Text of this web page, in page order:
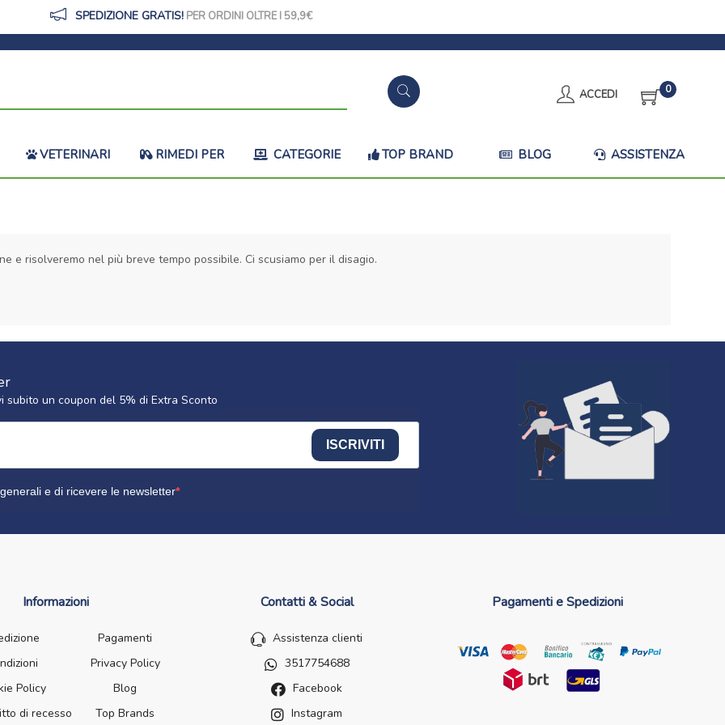
SPEDIZIONE GRATIS! PER ORDINI OLTRE I 59,9
ACCEDI 0
VETERINARI RIMEDI PER CATEGORIE TOP BRAND BLOG ASSISTENZA
e risolveremo nel più breve tempo possibile. Ci scusiamo per il disagio.
subito un coupon del 5% di Extra Sconto
ISCRIVITI
e di ricevere le newsletter
Informazioni
Pagamenti
Privacy Policy
Policy
Blog
di recesso
Top Brands
Contatti & Social
Assistenza clienti
3517754688
Facebook
Instagram
Pagamenti e Spedizioni